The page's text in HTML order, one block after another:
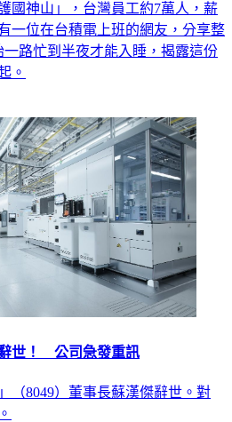
國神山」，台灣員工約7萬人，薪
一位在台積電上班的網友，分享整
路忙到半夜才能入睡，揭露這份
。
世！ 公司急發重訊
（8049）董事長蘇漢傑辭世。對